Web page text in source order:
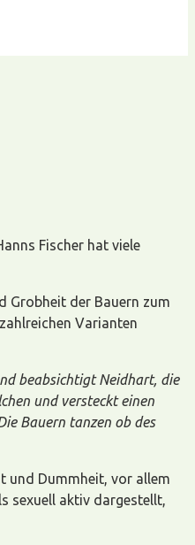
Fischer hat viele
Grobheit der Bauern zum
Varianten
beabsichtigt Neidhart, die
und versteckt einen
Bauern tanzen ob des
und Dummheit, vor allem
sexuell aktiv dargestellt,